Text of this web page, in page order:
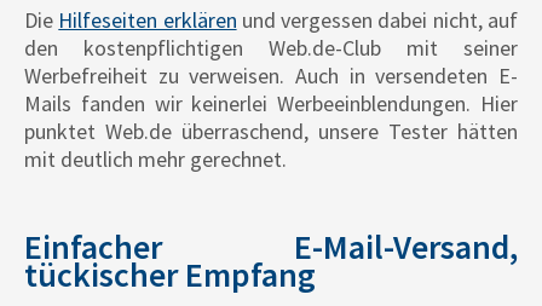
Die Hilfeseiten erklären und vergessen dabei nicht, auf
den kostenpflichtigen Web.de-Club mit seiner
Werbefreiheit zu verweisen. Auch in versendeten E-
Mails fanden wir keinerlei Werbeeinblendungen. Hier
punktet Web.de überraschend, unsere Tester hätten
mit deutlich mehr gerechnet.
Einfacher E-Mail-Versand,
tückischer Empfang